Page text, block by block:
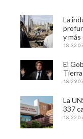
La
y
18:32
El
18:29
La
337
18:22